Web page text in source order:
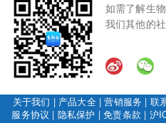
如需了解生
我们其他的
关于我们 | 产品大全|营销服务 | 联
服务协议 | 隐私保护 |免责条款 | 沪